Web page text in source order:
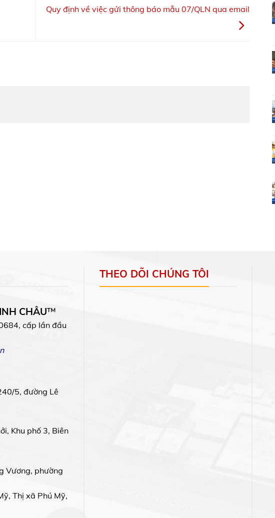
Quy định về việc gửi thông báo mẫu 07/QLN qua email
CHÂU™
cấp lần đầu
5, đường Lê
Khu phố 3, Biên
Vương, phường
Thị xã Phú Mỹ,
THEO DÕI CHÚNG TÔI